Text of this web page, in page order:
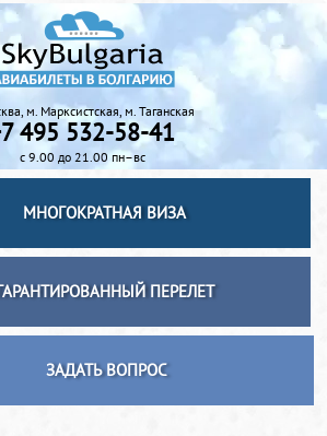
м. Марксистская, м. Таганская
495 532-58-41
с 9.00 до 21.00 пн–вс
МНОГОКРАТНАЯ ВИЗА
ПЕРЕЛЕТ
ЗАДАТЬ ВОПРОС